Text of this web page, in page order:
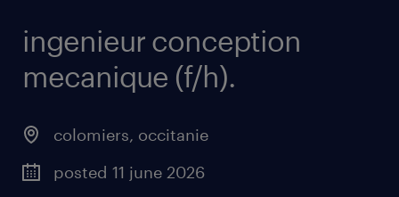
ingenieur conception
mecanique (f/h).
colomiers, occitanie
posted 11 june 2026